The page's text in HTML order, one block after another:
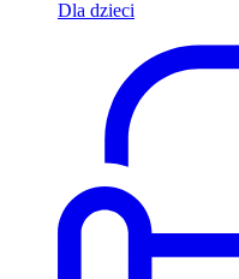
Dla dzieci